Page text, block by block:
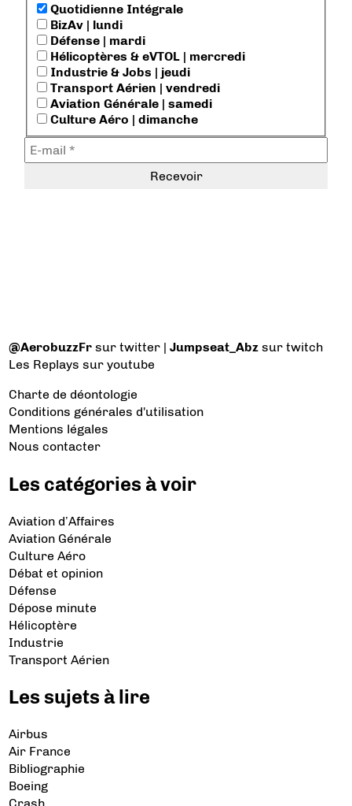
Quotidienne Intégrale
BizAv | lundi
Défense | mardi
Hélicoptères & eVTOL | mercredi
Industrie & Jobs | jeudi
Transport Aérien | vendredi
Aviation Générale | samedi
Culture Aéro | dimanche
@AerobuzzFr sur twitter |Jumpseat_Abz sur twitch
Les Replays sur youtube
Charte de déontologie
Conditions générales d'utilisation
Mentions légales
Nous contacter
Les catégories à voir
Aviation d’Affaires
Aviation Générale
Culture Aéro
Débat et opinion
Défense
Dépose minute
Hélicoptère
Industrie
Transport Aérien
Les sujets à lire
Airbus
Air France
Bibliographie
Boeing